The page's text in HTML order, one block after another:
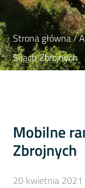
Strona główna/
Siłach Zbrojnych
Mobilne
Zbrojnych
20 kwietnia 2021